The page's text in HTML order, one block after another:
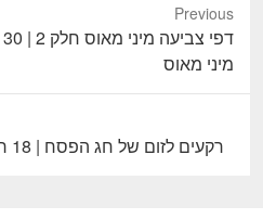
Previous
P
r
e
מיני מאוס
Nרקעים לזום של חג הפסח | 18 רקעים לזום ZOOM של פסח